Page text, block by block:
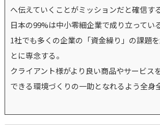
へ伝えていくことがミッションだと確信す
日本の99%は中小零細企業で成り立ってい
1社でも多くの企業の「資金繰り」の課題
とに専念する。
クライアント様がより良い商品やサービス
できる環境づくりの一助となれるよう全身